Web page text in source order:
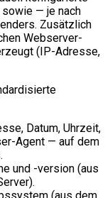
sowie — je nach
Zusätzlich
Webserver-
(IP-Adresse,
Datum, Uhrzeit,
Agent — auf dem
und -version (aus